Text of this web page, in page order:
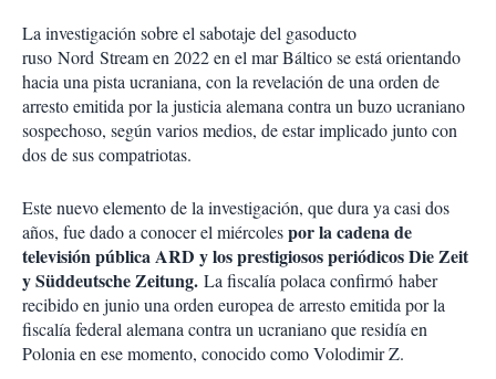
La investigación sobre el sabotaje del gasoducto
ruso Nord Stream en 2022 en el mar Báltico se está orientando
hacia una pista ucraniana, con la revelación de una orden de
arresto emitida por la justicia alemana contra un buzo ucraniano
sospechoso, según varios medios, de estar implicado junto con
dos de sus compatriotas.
Este nuevo elemento de la investigación, que dura ya casi dos
años, fue dado a conocer el miércolespor la cadena de
televisión pública ARD y los prestigiosos periódicos Die Zeit
y Süddeutsche Zeitung. La fiscalía polaca confirmó haber
recibido en junio una orden europea de arresto emitida por la
fiscalía federal alemana contra un ucraniano que residía en
Polonia en ese momento, conocido como Volodimir Z.